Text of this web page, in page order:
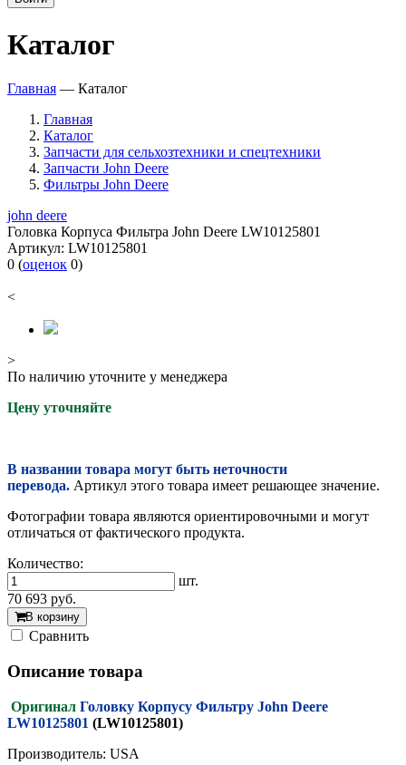
Каталог
Главная — Каталог
Главная
Каталог
Запчасти для сельхозтехники и спецтехники
Запчасти John Deere
Фильтры John Deere
john deere
Головка Корпуса Фильтра John Deere LW10125801
Артикул: LW10125801
0 (оценок 0)
<
>
По наличию уточните у менеджера
Цену уточняйте
В названии товара могут быть неточности
перевода. Артикул этого товара имеет решающее значение.
Фотографии товара являются ориентировочными и могут
отличаться от фактического продукта.
Количество:
шт.
70 693 руб.
В корзину
Cравнить
Описание товара
Оригинал Головку Корпусу Фильтру John Deere
LW10125801 (LW10125801)
Производитель: USA